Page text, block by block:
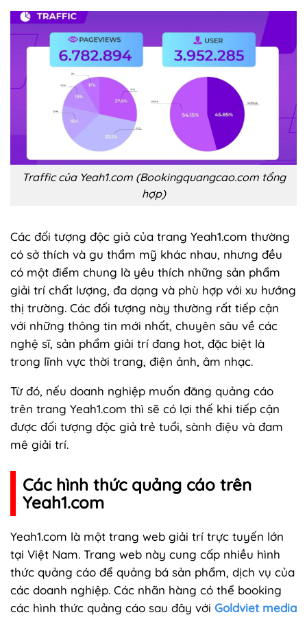
Traffic của Yeah1.com (Bookingquangcao.com tổng
hợp)
Các đối tượng độc giả của trang Yeah1.com thường
có sở thích và gu thẩm mỹ khác nhau, nhưng đều
có một điểm chung là yêu thích những sản phẩm
giải trí chất lượng, đa dạng và phù hợp với xu hướng
thị trường. Các đối tượng này thường rất tiếp cận
với những thông tin mới nhất, chuyên sâu về các
nghệ sĩ, sản phẩm giải trí đang hot, đặc biệt là
trong lĩnh vực thời trang, điện ảnh, âm nhạc.
Từ đó, nếu doanh nghiệp muốn đăng quảng cáo
trên trang Yeah1.com thì sẽ có lợi thế khi tiếp cận
được đối tượng độc giả trẻ tuổi, sành điệu và đam
mê giải trí.
Các hình thức quảng cáo trên
Yeah1.com
Yeah1.com là một trang web giải trí trực tuyến lớn
tại Việt Nam. Trang web này cung cấp nhiều hình
thức quảng cáo để quảng bá sản phẩm, dịch vụ của
các doanh nghiệp. Các nhãn hàng có thể booking
các hình thức quảng cáo sau đây với Goldviet media